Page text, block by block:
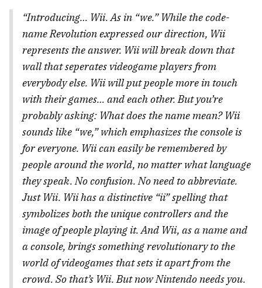
“Introducing… Wii. As in “we.” While the code-
name Revolution expressed our direction, Wii
represents the answer. Wii will break down that
wall that seperates videogame players from
everybody else. Wii will put people more in touch
with their games… and each other. But you’re
probably asking: What does the name mean? Wii
sounds like “we,” which emphasizes the console is
for everyone. Wii can easily be remembered by
people around the world, no matter what language
they speak. No confusion. No need to abbreviate.
Just Wii. Wii has a distinctive “ii” spelling that
symbolizes both the unique controllers and the
image of people playing it. And Wii, as a name and
a console, brings something revolutionary to the
world of videogames that sets it apart from the
crowd. So that’s Wii. But now Nintendo needs you.